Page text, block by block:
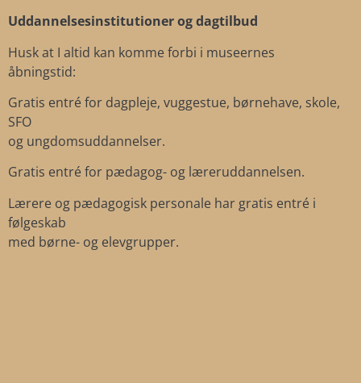
Uddannelsesinstitutioner og dagtilbud
Husk at I altid kan komme forbi i museernes
åbningstid:
Gratis entré for dagpleje, vuggestue, børnehave, skole,
SFO
og ungdomsuddannelser.
Gratis entré for pædagog- og læreruddannelsen.
Lærere og pædagogisk personale har gratis entré i
følgeskab
med børne- og elevgrupper.